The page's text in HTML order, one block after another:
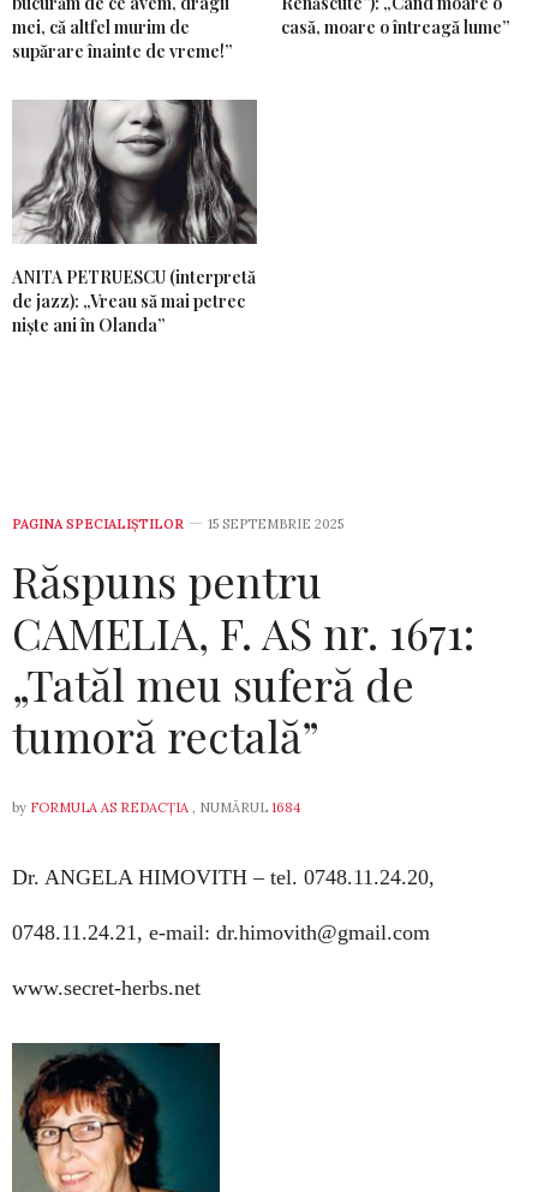
mei, că altfel murim de
supărare înainte de vreme!”
casă, moare o întreagă lume”
ANITA PETRUESCU (interpretă
de jazz): „Vreau să mai petrec
niște ani în Olanda”
PAGINA SPECIALIȘTILOR 15 SEPTEMBRIE 2025
Răspuns pentru
CAMELIA, F. AS nr. 1671:
„Tatăl meu suferă de
tumoră rectală”
by FORMULA AS REDACȚIA , NUMĂRUL 1684
Dr. ANGELA HIMOVITH – tel. 0748.11.24.20,
0748.11.24.21, e-mail: dr.himovith@gmail.com
www.secret-herbs.net